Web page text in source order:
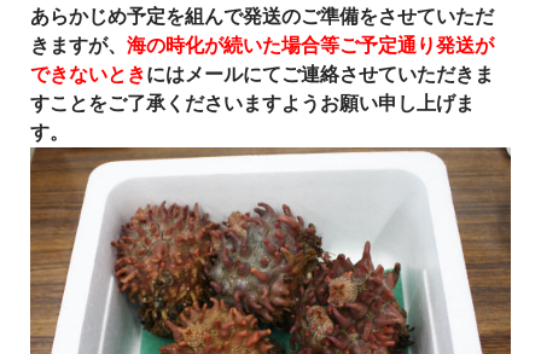
あらかじめ予定を組んで発送のご準備をさせていただ
きますが、 海の時化が続いた場合等ご予定通り発送が
できないときにはメールにてご連絡させていただきま
すことをご了承くださいますようお願い申し上げま
す。